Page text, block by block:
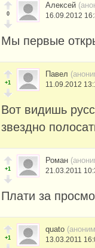
0
Алексей
16.09.2012
Мы первые
+1
Павел
11.09.2012
Вот видишь
звездно
+1
Роман
21.03.2011
Плати за
+1
quato
13.03.2011